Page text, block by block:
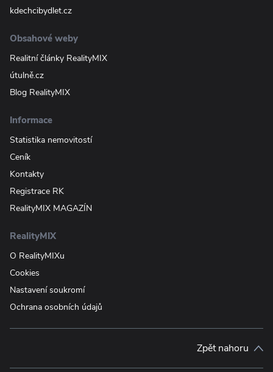
kdechcibydlet.cz
Obsahové weby
Realitní články RealityMIX
útulně.cz
Blog RealityMIX
Informace
Statistika nemovitostí
Ceník
Kontakty
Registrace RK
RealityMIX MAGAZÍN
RealityMIX
O RealityMIXu
Cookies
Nastavení soukromí
Ochrana osobních údajů
Zpět nahoru